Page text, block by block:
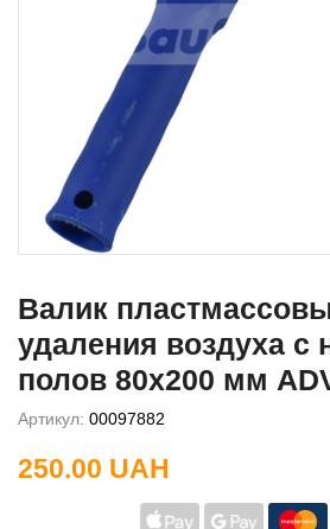
Валик
удаления воздуха с
полов 80х200 мм
Артикул: 00097882
250.00 UAH